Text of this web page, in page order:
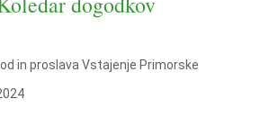
in proslava Vstajenje Primorske